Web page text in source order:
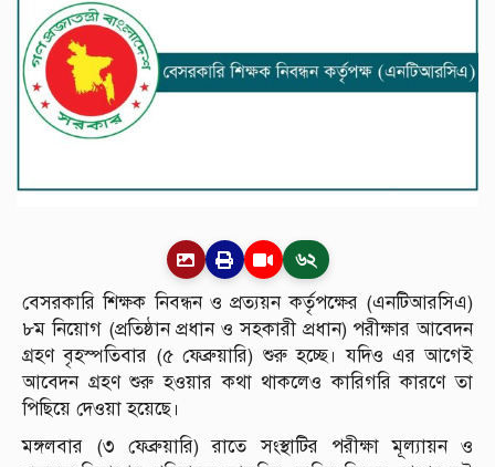
৬২
বেসরকারি শিক্ষক নিবন্ধন ও প্রত্যয়ন কর্তৃপক্ষের (এনটিআরসিএ)
৮ম নিয়োগ (প্রতিষ্ঠান প্রধান ও সহকারী প্রধান) পরীক্ষার আবেদন
গ্রহণ বৃহস্পতিবার (৫ ফেব্রুয়ারি) শুরু হচ্ছে। যদিও এর আগেই
আবেদন গ্রহণ শুরু হওয়ার কথা থাকলেও কারিগরি কারণে তা
পিছিয়ে দেওয়া হয়েছে।
মঙ্গলবার (৩ ফেব্রুয়ারি) রাতে সংস্থাটির পরীক্ষা মূল্যায়ন ও